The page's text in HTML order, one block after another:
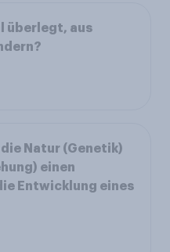
überlegt, aus
Natur (Genetik)
einen
Entwicklung eines